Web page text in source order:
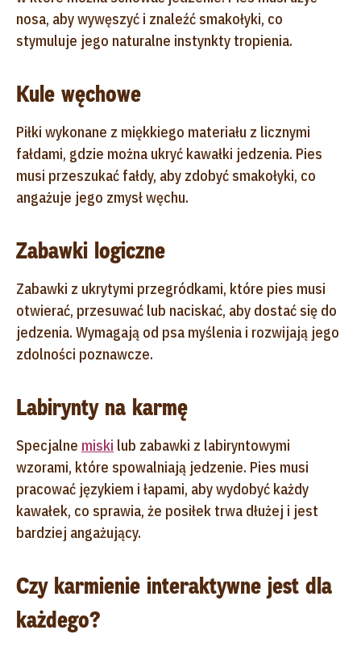
nosa, aby wywęszyć i znaleźć smakołyki, co
stymuluje jego naturalne instynkty tropienia.
Kule węchowe
Piłki wykonane z miękkiego materiału z licznymi
fałdami, gdzie można ukryć kawałki jedzenia. Pies
musi przeszukać fałdy, aby zdobyć smakołyki, co
angażuje jego zmysł węchu.
Zabawki logiczne
Zabawki z ukrytymi przegródkami, które pies musi
otwierać, przesuwać lub naciskać, aby dostać się do
jedzenia. Wymagają od psa myślenia i rozwijają jego
zdolności poznawcze.
Labirynty na karmę
Specjalne miski lub zabawki z labiryntowymi
wzorami, które spowalniają jedzenie. Pies musi
pracować językiem i łapami, aby wydobyć każdy
kawałek, co sprawia, że posiłek trwa dłużej i jest
bardziej angażujący.
Czy karmienie interaktywne jest dla
każdego?